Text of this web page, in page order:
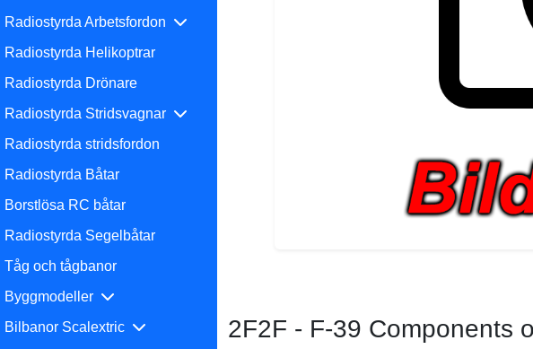
Radiostyrda Arbetsfordon
Radiostyrda Helikoptrar
Radiostyrda Drönare
Radiostyrda Stridsvagnar
Radiostyrda stridsfordon
Radiostyrda Båtar
Borstlösa RC båtar
Radiostyrda Segelbåtar
Tåg och tågbanor
Byggmodeller
Bilbanor Scalextric
2F2F - F-39 Components